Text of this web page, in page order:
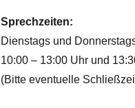
Sprechzeiten:
Dienstags und
10:00 – 13:00 Uhr und
(Bitte eventuelle